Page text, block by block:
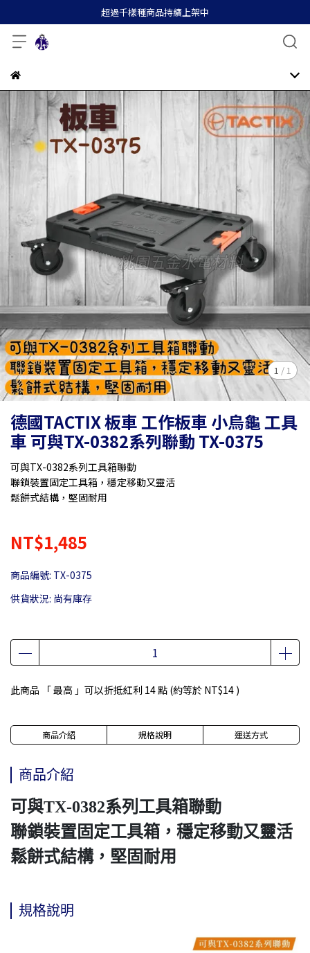
超過千樣種商品持續上架中
1 / 1
德國TACTIX 板車 工作板車 小烏龜 工具
車 可與TX-0382系列聯動 TX-0375
可與TX-0382系列工具箱聯動
聯鎖裝置固定工具箱，穩定移動又靈活
鬆餅式結構，堅固耐用
NT$1,485
商品編號: TX-0375
供貨狀況: 尚有庫存
此商品 「 最高 」可以折抵紅利 14點 (約等於 NT$14 )
商品介紹 規格說明 運送方式
商品介紹
可與TX-0382系列工具箱聯動
聯鎖裝置固定工具箱，穩定移動又靈活
鬆餅式結構，堅固耐用
規格說明